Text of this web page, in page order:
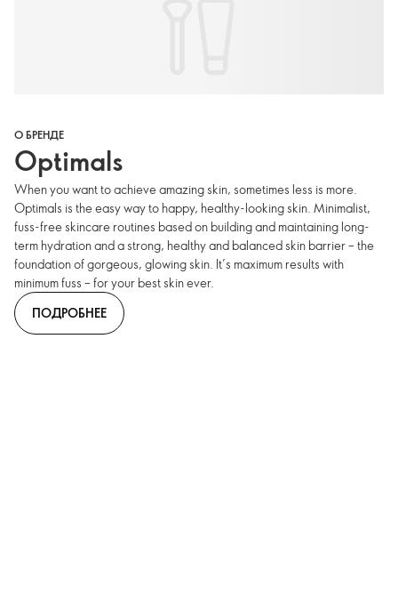
О БРЕНДЕ
Optimals
When you want to achieve amazing skin, sometimes less is more.
Optimals is the easy way to happy, healthy-looking skin. Minimalist,
fuss-free skincare routines based on building and maintaining long-
term hydration and a strong, healthy and balanced skin barrier – the
foundation of gorgeous, glowing skin. It’s maximum results with
minimum fuss – for your best skin ever.
ПОДРОБНЕЕ